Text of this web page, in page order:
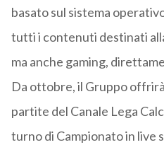
basato sul sistema
tutti i contenuti destinati
ma anche gaming,
Da ottobre, il Gruppo
partite del Canale Lega
turno di Campionato in live